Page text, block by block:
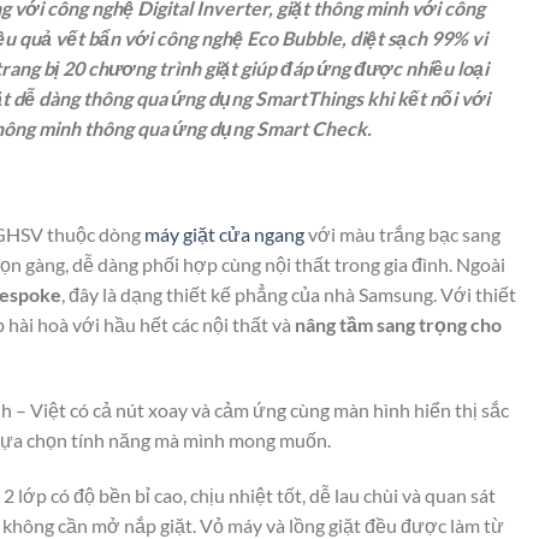
với công nghệ Digital Inverter, giặt thông minh với công
quả vết bẩn với công nghệ Eco Bubble, diệt sạch 99% vi
bị 20 chương trình giặt giúp đáp ứng được nhiều loại
dễ dàng thông qua ứng dụng SmartThings khi kết nối với
minh thông qua ứng dụng Smart Check.
thuộc dòng máy giặt cửa ngangvới màu trắng bạc sang
gàng, dễ dàng phối hợp cùng nội thất trong gia đình. Ngoài
, đây là dạng thiết kế phẳng của nhà Samsung. Với thiết
hài hoà với hầu hết các nội thất và nâng tầm sang trọng cho
– Việt có cả nút xoay và cảm ứng cùng màn hình hiển thị sắc
chọn tính năng mà mình mong muốn.
có độ bền bỉ cao, chịu nhiệt tốt, dễ lau chùi và quan sát
cần mở nắp giặt. Vỏ máy và lồng giặt đều được làm từ